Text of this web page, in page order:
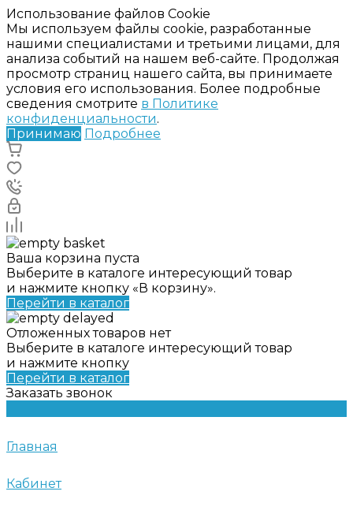
Использование файлов Cookie
Мы используем файлы cookie, разработанные
нашими специалистами и третьими лицами, для
анализа событий на нашем веб-сайте. Продолжая
просмотр страниц нашего сайта, вы принимаете
условия его использования. Более подробные
сведения смотрите в Политике
конфиденциальности.
Принимаю Подробнее
Ваша корзина пуста
Выберите в каталоге интересующий товар
и нажмите кнопку «В корзину».
Перейти в каталог
Отложенных товаров нет
Выберите в каталоге интересующий товар
и нажмите кнопку
Перейти в каталог
Заказать звонок
Главная
Кабинет